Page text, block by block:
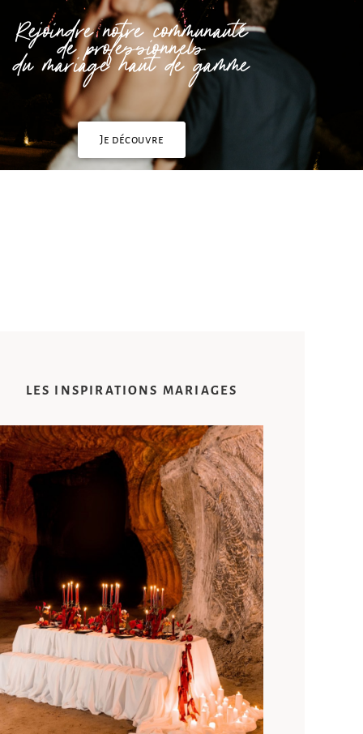
Rejoindre notre communauté
de professionnels
du mariage haut de gamme
Je découvre
LES INSPIRATIONS MARIAGES